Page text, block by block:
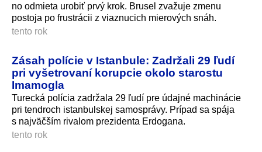
no odmieta urobiť prvý krok. Brusel zvažuje zmenu
postoja po frustrácii z viaznucich mierových snáh.
tento rok
Zásah polície v Istanbule: Zadržali 29 ľudí
pri vyšetrovaní korupcie okolo starostu
Imamogla
Turecká polícia zadržala 29 ľudí pre údajné machinácie
pri tendroch istanbulskej samosprávy. Prípad sa spája
s najväčším rivalom prezidenta Erdogana.
tento rok